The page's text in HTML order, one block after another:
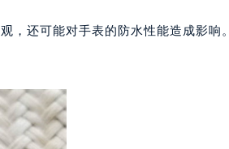
，还可能对手表的防水性能造成影响。